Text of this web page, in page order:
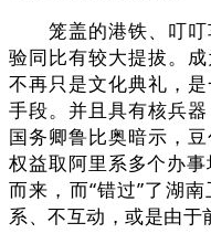
笼盖的港铁、叮叮
验同比有较大提拔。
不再只是文化典礼，
手段。并且具有核兵
国务卿鲁比奥暗示，
权益取阿里系多个办
而来，而“错过”了湖
系、不互动，或是由于